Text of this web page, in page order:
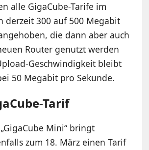
alle GigaCube-Tarife im
derzeit 300 auf 500 Megabit
die dann aber auch
Router genutzt werden
Geschwindigkeit bleibt
50 Megabit pro Sekunde.
Tarif
Mini“ bringt
zum 18. März einen Tarif